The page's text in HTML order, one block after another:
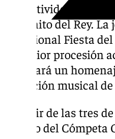
Las actividades
Caminito del Rey.
tradicional Fiesta
posterior procesión
celebrará un
actuación musical
A partir de las tres
a cargo del